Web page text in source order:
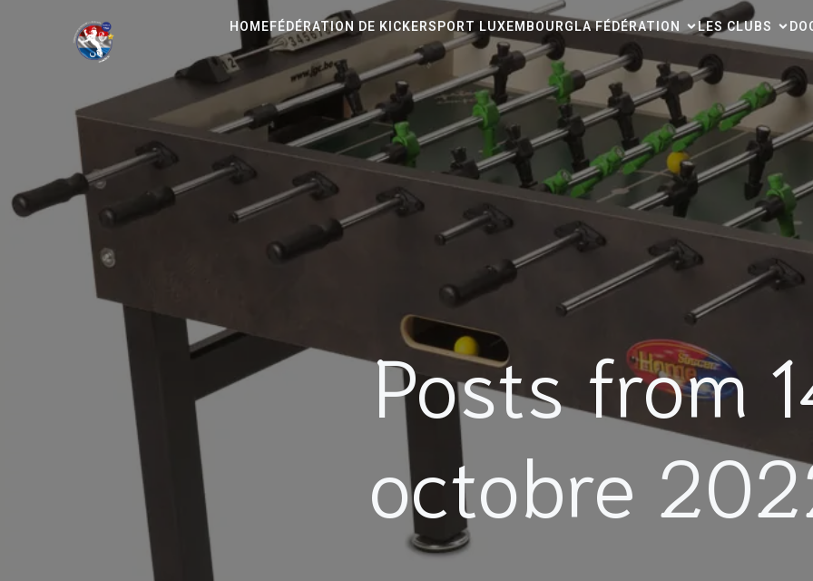
HOMEFÉDÉRATION DE KICKERSPORT LUXEMBOURGLA FÉDÉRATION LES CLUBS
Posts from
octobre